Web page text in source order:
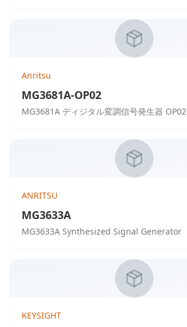
Anritsu
MG3681A-OP02
MG3681A ディジタル変調信号発生器 OP02
ANRITSU
MG3633A
MG3633A Synthesized Signal Generator
KEYSIGHT